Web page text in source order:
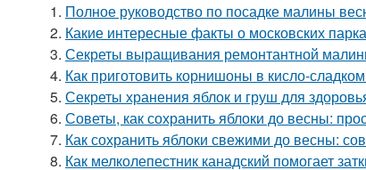
1. Полное руководство по посадке малины
2. Какие интересные факты о московских
3. Секреты выращивания ремонтантной
4. Как приготовить корнишоны в кисло-
5. Секреты хранения яблок и груш для
6. Советы, как сохранить яблоки до весны:
7. Как сохранить яблоки свежими до весны:
8. Как мелколепестник канадский помогает